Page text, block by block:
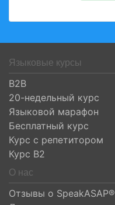
Языковые курсы
B2B
20-недельный курс
Языковой марафон
Бесплатный курс
Курс с репетитором
Курс B2
О нас
Отзывы о SpeakASAP®